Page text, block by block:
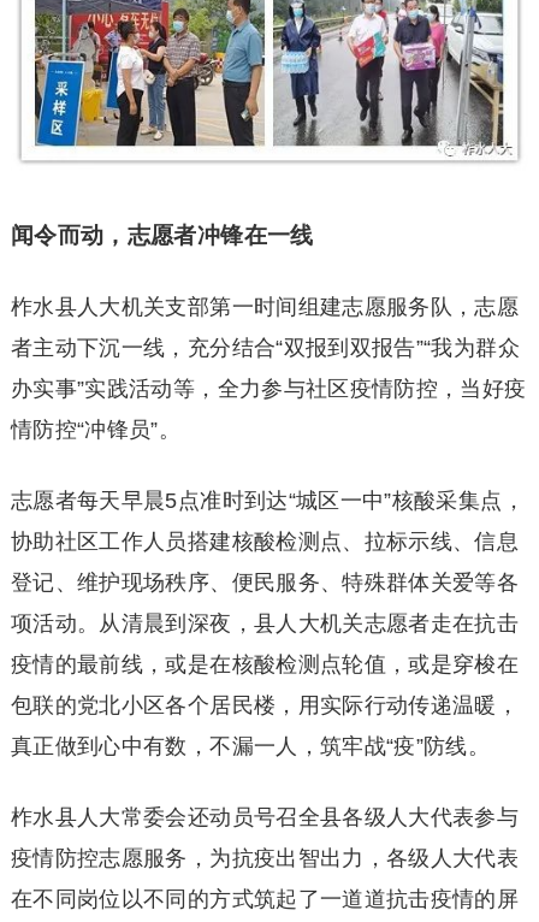
闻令而动，志愿者冲锋在一线
柞水县人大机关支部第一时间组建志愿服务队，志愿
者主动下沉一线，充分结合“双报到双报告”“我为群众
办实事”实践活动等，全力参与社区疫情防控，当好疫
情防控“冲锋员”。
志愿者每天早晨5点准时到达“城区一中”核酸采集点，
协助社区工作人员搭建核酸检测点、拉标示线、信息
登记、维护现场秩序、便民服务、特殊群体关爱等各
项活动。从清晨到深夜，县人大机关志愿者走在抗击
疫情的最前线，或是在核酸检测点轮值，或是穿梭在
包联的党北小区各个居民楼，用实际行动传递温暖，
真正做到心中有数，不漏一人，筑牢战“疫”防线。
柞水县人大常委会还动员号召全县各级人大代表参与
疫情防控志愿服务，为抗疫出智出力，各级人大代表
在不同岗位以不同的方式筑起了一道道抗击疫情的屏